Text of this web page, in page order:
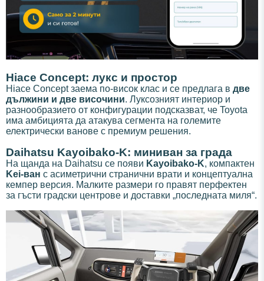
Hiace Concept: лукс и простор
Hiace Concept заема по-висок клас и се предлага в две
дължини и две височини. Луксозният интериор и
разнообразието от конфигурации подсказват, че Toyota
има амбицията да атакува сегмента на големите
електрически ванове с премиум решения.
Daihatsu Kayoibako-K: миниван за града
На щанда на Daihatsu се появи Kayoibako-K, компактен
Kei-ван с асиметрични странични врати и концептуална
кемпер версия. Малките размери го правят перфектен
за гъсти градски центрове и доставки „последната миля“.